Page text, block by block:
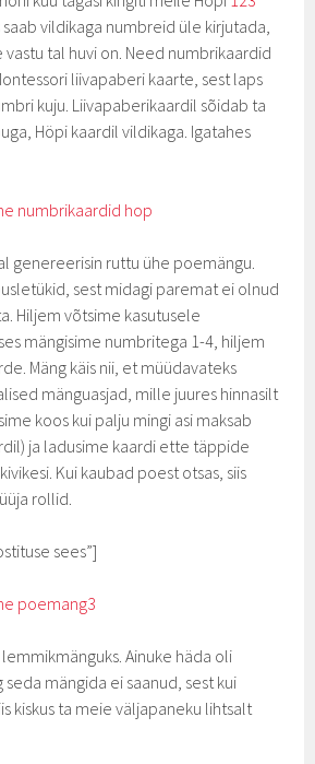
saab vildikaga numbreid üle kirjutada,
vastu tal huvi on. Need numbrikaardid
liivapaberi kaarte, sest laps
kuju. Liivapaberikaardil sõidab ta
Höpi kaardil vildikaga. Igatahes
genereerisin ruttu ühe poemängu.
sest midagi paremat ei olnud
Hiljem võtsime kasutusele
mängisime numbritega 1-4, hiljem
Mäng käis nii, et müüdavateks
mänguasjad, mille juures hinnasilt
koos kui palju mingi asi maksab
ja ladusime kaardi ette täppide
Kui kaubad poest otsas, siis
rollid.
sees”]
Ainuke häda oli
mängida ei saanud, sest kui
kiskus ta meie väljapaneku lihtsalt